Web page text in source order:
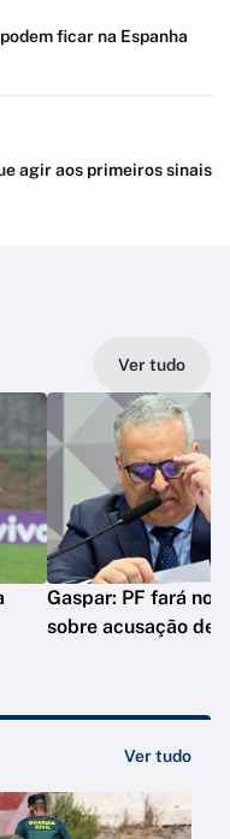
ficar na Espanha
agir aos primeiros sinais
Ver tudo
Gaspar: PF fará
sobre acusação de
Ver tudo